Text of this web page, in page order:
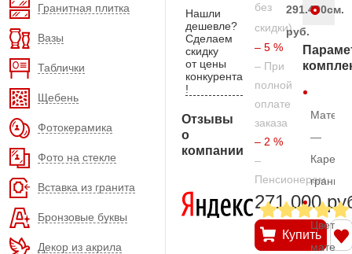
Гранитная плитка
Вазы
Таблички
Щебень
Фотокерамика
Фото на стекле
Вставка из гранита
Бронзовые буквы
Декор из акрила
Нашли
дешевле?
Сделаем
скидку
от цены
конкурента
!
Отзывы
о
компании
без
скидки)
– 5 %
– При
полной
оплате
заказа
– 2 %
–
Пенсионерам
271.000
Купить
291.400
руб.
см.
—
гранит
Цвет